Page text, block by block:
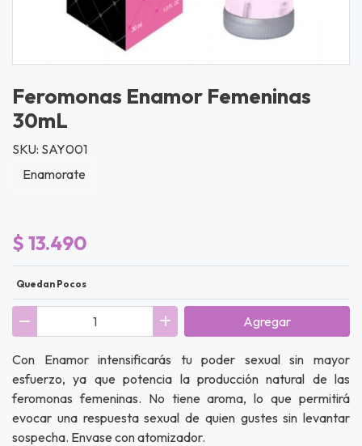
Feromonas Enamor Femeninas
30mL
SKU: SAY001
Enamorate
$ 13.490
Quedan Pocos
Agregar
Con Enamor intensificarás tu poder sexual sin mayor
esfuerzo, ya que potencia la producción natural de las
feromonas femeninas. No tiene aroma, lo que permitirá
evocar una respuesta sexual de quien gustes sin levantar
sospecha. Envase con atomizador.